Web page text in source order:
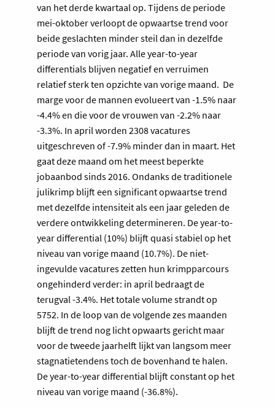
van het derde kwartaal op. Tijdens de periode
mei-oktober verloopt de opwaartse trend voor
beide geslachten minder steil dan in dezelfde
periode van vorig jaar. Alle year-to-year
differentials blijven negatief en verruimen
relatief sterk ten opzichte van vorige maand. ​ De
marge voor de mannen evolueert van -1.5% naar
-4.4% en die voor de vrouwen van -2.2% naar
-3.3%. In april worden 2308 vacatures
uitgeschreven of -7.9% minder dan in maart. Het
gaat deze maand om het meest beperkte
jobaanbod sinds 2016. Ondanks de traditionele
julikrimp blijft een significant opwaartse trend
met dezelfde intensiteit als een jaar geleden de
verdere ontwikkeling determineren. De year-to-
year differential (10%) blijft quasi stabiel op het
niveau van vorige maand (10.7%). De niet-
ingevulde vacatures zetten hun krimpparcours
ongehinderd verder: in april bedraagt de
terugval -3.4%. Het totale volume strandt op
5752. In de loop van de volgende zes maanden
blijft de trend nog licht opwaarts gericht maar
voor de tweede jaarhelft lijkt van langsom meer
stagnatietendens toch de bovenhand te halen.
De year-to-year differential blijft constant op het
niveau van vorige maand (-36.8%).